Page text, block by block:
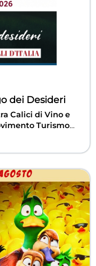
dei Desideri
Calici di Vino e
Turismo
al vino, ed il
"Borghi più Belli
delle stelle
rivolte ai
della
del
espressi
Camminamento di
guidate di